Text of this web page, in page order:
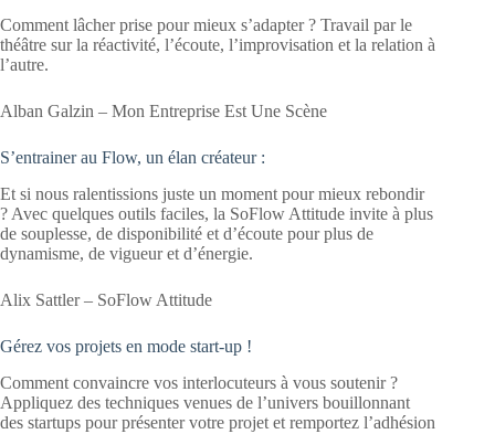
Comment lâcher prise pour mieux s’adapter ? Travail par le
théâtre sur la réactivité, l’écoute, l’improvisation et la relation à
l’autre.
Alban Galzin – Mon Entreprise Est Une Scène
S’entrainer au Flow, un élan créateur :
Et si nous ralentissions juste un moment pour mieux rebondir
? Avec quelques outils faciles, la SoFlow Attitude invite à plus
de souplesse, de disponibilité et d’écoute pour plus de
dynamisme, de vigueur et d’énergie.
Alix Sattler – SoFlow Attitude
Gérez vos projets en mode start-up !
Comment convaincre vos interlocuteurs à vous soutenir ?
Appliquez des techniques venues de l’univers bouillonnant
des startups pour présenter votre projet et remportez l’adhésion